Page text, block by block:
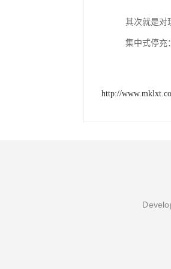
其次就是对
集中式停充
http://